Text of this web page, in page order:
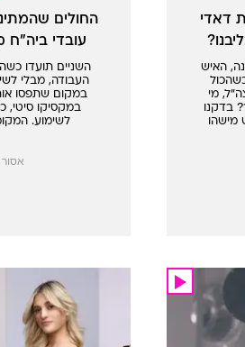
דאדי
האיש
מי
בדקנו
מישהו
החולים
עובדי ביה"ח
השניים תועדו
העבודה, מבלי
במקום שתפסו
במקסיקו סיטי,
לשימוע.